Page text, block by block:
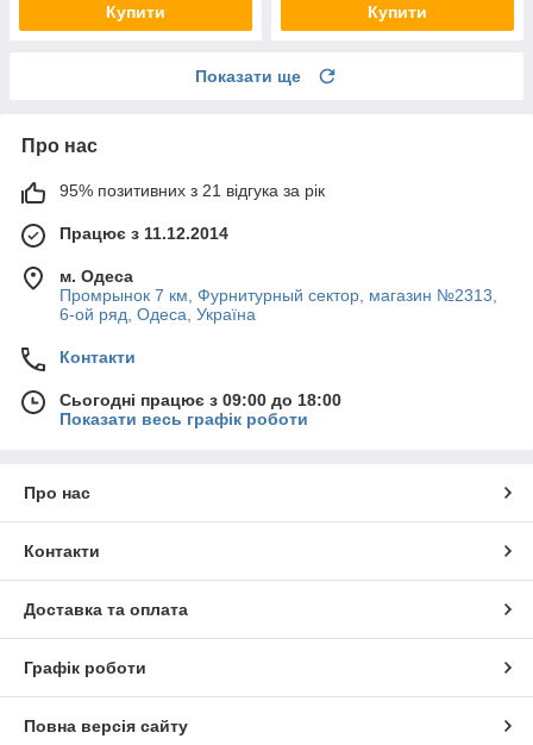
Купити Купити
Показати ще
Про нас
95% позитивних з 21 відгука за рік
Працює з 11.12.2014
м. Одеса
Промрынок 7 км, Фурнитурный сектор, магазин №2313,
6-ой ряд, Одеса, Україна
Контакти
Сьогодні працює з 09:00 до 18:00
Показати весь графік роботи
Про нас
Контакти
Доставка та оплата
Графік роботи
Повна версія сайту